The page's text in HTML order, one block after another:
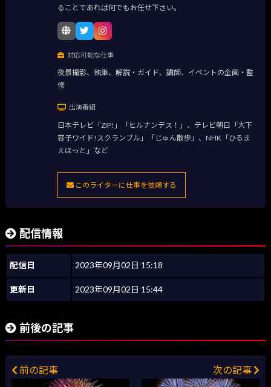
ることであれば何でもお任せ下さい。
対応可能な仕事
夜景撮影、執筆、解説・ガイド、講師、イベントの企画・監
修
出演番組
日本テレビ「ZIP!」「ヒルナンデス！」、テレビ朝日「大下
容子ワイド!スクランブル」「じゅん散歩」、NHK「ひるま
えほっと」など
このライターに仕事を依頼する
配信情報
配信日 2023年09月02日 15:18
更新日 2023年09月02日 15:44
前後の記事
前の記事 次の記事